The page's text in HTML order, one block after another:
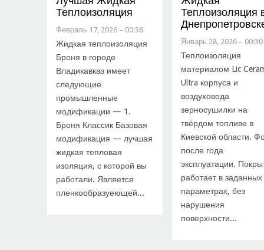
Теплоизоляция
Февраль 17, 2026 – 00:36
Жидкая теплоизоляция
Броня в городе
Владикавказ имеет
следующие
промышленные
модификации — 1.
Броня Классик Базовая
модификация — лучшая
жидкая тепловая
изоляция, с которой вы
работали. Является
пленкообразуеющей...
Теплоизоляция
Январь 28, 2026 – 00:30
Теплоизоляция
материалом Lic
Ultra корпуса и
воздуховода
зерносушилки на
твёрдом топливе в
Киевской области.
после года
эксплуатации.
работает в заданных
параметрах, без
нарушения
поверхности...